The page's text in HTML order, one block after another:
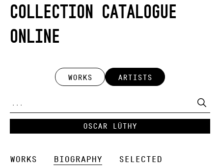
COLLECTION CATALOGUE
ONLINE
WORKS ARTISTS
Oscar Lüthy
Works Biography
Selected